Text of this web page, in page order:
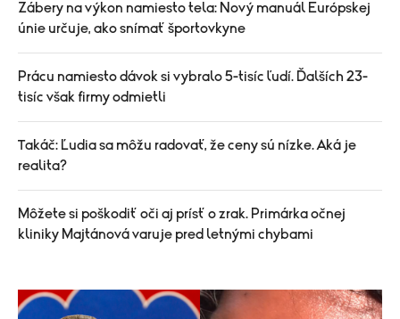
Zábery na výkon namiesto tela: Nový manuál Európskej
únie určuje, ako snímať športovkyne
Prácu namiesto dávok si vybralo 5-tisíc ľudí. Ďalších 23-
tisíc však firmy odmietli
Takáč: Ľudia sa môžu radovať, že ceny sú nízke. Aká je
realita?
Môžete si poškodiť oči aj prísť o zrak. Primárka očnej
kliniky Majtánová varuje pred letnými chybami